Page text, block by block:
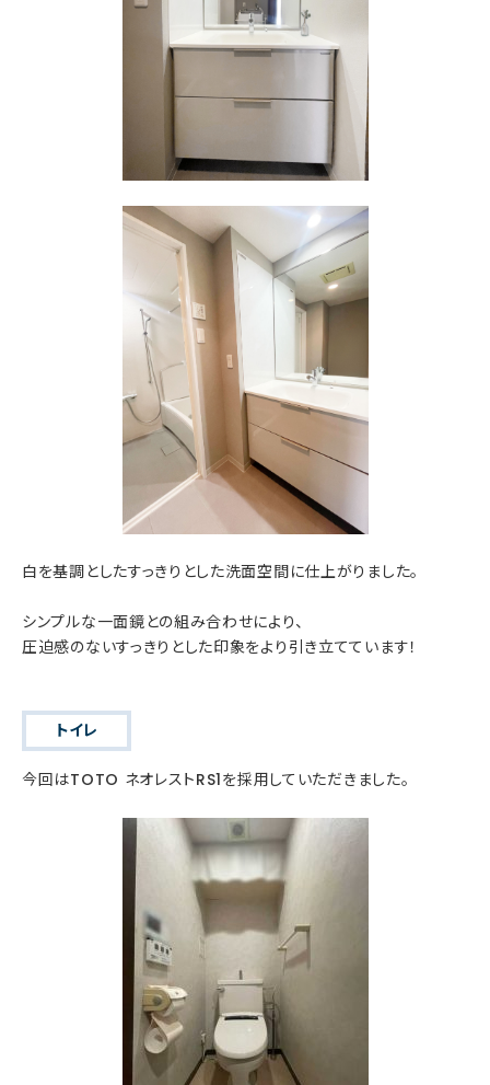
白を基調としたすっきりとした洗面空間に仕上がりました。
シンプルな一面鏡との組み合わせにより、
圧迫感のないすっきりとした印象をより引き立てています！
トイレ
今回はTOTO ネオレストRS1を採用していただきました。